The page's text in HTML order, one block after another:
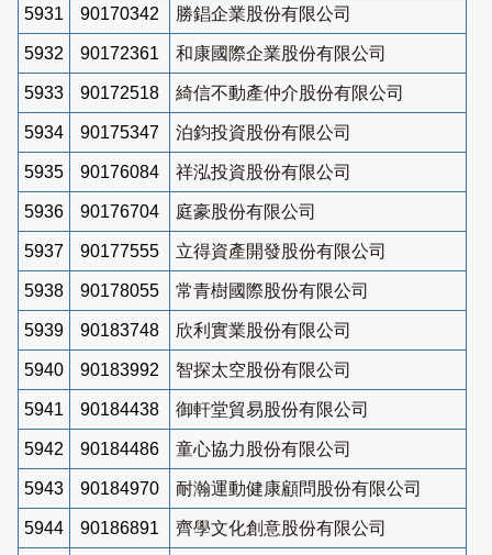
5931 90170342 勝錩企業股份有限公司
5932 90172361 和康國際企業股份有限公司
5933 90172518 綺信不動產仲介股份有限公司
5934 90175347 泊鈞投資股份有限公司
5935 90176084 祥泓投資股份有限公司
5936 90176704 庭豪股份有限公司
5937 90177555 立得資產開發股份有限公司
5938 90178055 常青樹國際股份有限公司
5939 90183748 欣利實業股份有限公司
5940 90183992 智探太空股份有限公司
5941 90184438 御軒堂貿易股份有限公司
5942 90184486 童心協力股份有限公司
5943 90184970 耐瀚運動健康顧問股份有限公司
5944 90186891 齊學文化創意股份有限公司